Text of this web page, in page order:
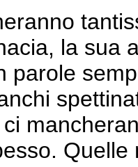
la sua
parole
Quelle